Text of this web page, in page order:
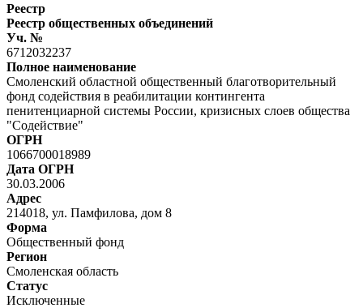
Реестр
Реестр общественных объединений
Уч. №
6712032237
Полное наименование
Смоленский областной общественный благотворительный
фонд содействия в реабилитации контингента
пенитенциарной системы России, кризисных слоев общества
"Содействие"
ОГРН
1066700018989
Дата ОГРН
30.03.2006
Адрес
214018, ул. Памфилова, дом 8
Форма
Общественный фонд
Регион
Смоленская область
Статус
Исключенные